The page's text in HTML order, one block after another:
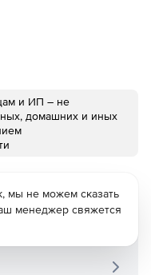
и ИП – не
домашних и иных
мы не можем сказать
менеджер свяжется